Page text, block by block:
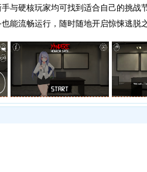
硬核玩家均可找到适合自己的挑战节
流畅运行，随时随地开启惊悚逃脱之